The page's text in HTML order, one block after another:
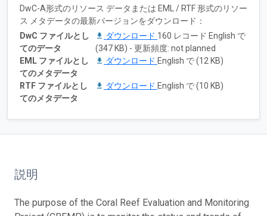
DwC-A形式のリソース データまたは EML / RTF 形式のリソー
ス メタデータの最新バージョンをダウンロード：
DwC ファイルとし
てのデータ
ダウンロード 160 レコード English で
(347 KB) - 更新頻度: not planned
EML ファイルとし
てのメタデータ
ダウンロード English で (12 KB)
RTF ファイルとし
てのメタデータ
ダウンロード English で (10 KB)
説明
The purpose of the Coral Reef Evaluation and Monitoring